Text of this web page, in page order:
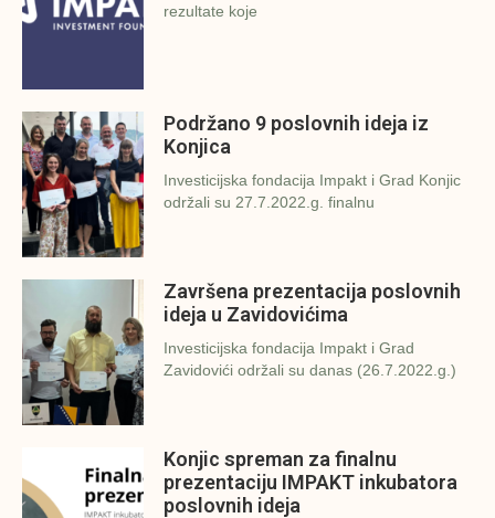
rezultate koje
Podržano 9 poslovnih ideja iz
Konjica
Investicijska fondacija Impakt i Grad Konjic
održali su 27.7.2022.g. finalnu
Završena prezentacija poslovnih
ideja u Zavidovićima
Investicijska fondacija Impakt i Grad
Zavidovići održali su danas (26.7.2022.g.)
Konjic spreman za finalnu
prezentaciju IMPAKT inkubatora
poslovnih ideja